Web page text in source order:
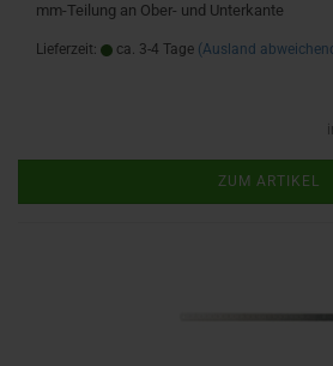
mm-Teilung an Ober- und Unterkante
Lieferzeit: ca. 3-4 Tage (Ausland
ZUM ARTIKEL